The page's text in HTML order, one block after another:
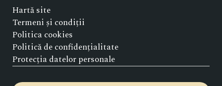
Hartă site
Termeni și condiții
Politica cookies
Politică de confidențialitate
Protecția datelor personale